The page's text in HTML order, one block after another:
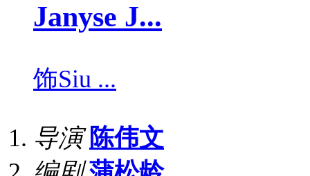
Janyse J...
饰Siu ...
导演 陈伟文